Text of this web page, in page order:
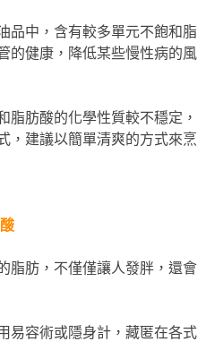
品中，含有較多單元不飽和脂
的健康，降低某些慢性病的風
脂肪酸的化學性質較不穩定，
，建議以簡單清爽的方式來烹
脂肪，不僅僅讓人發胖，還會
易容術或隱身計，藏匿在各式